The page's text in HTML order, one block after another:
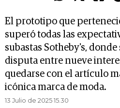
El prototipo que
superó todas las
subastas Sotheby's,
disputa entre nueve
quedarse con el artículo
icónica marca de moda.
13 Julio de 2025 15.30